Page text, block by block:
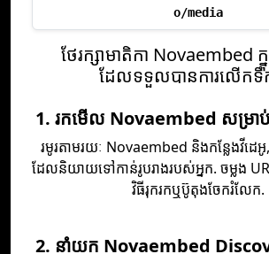
o/media
ថែរក្សាមាតិកា Novaembed
ដែលទទួលបានការលើកទឹ
1. រកមើល Novaembed សម្រាប់
រមូរតាមរយៈ Novaembed និងកន្លែងវីដ
ដែលនិយាយទៅកាន់រូបរាងរបស់អ្នក. ចម្លង
វិធីរុករកឬប៊ូតុងចែករំលែក.
2. នាំយក Novaembed